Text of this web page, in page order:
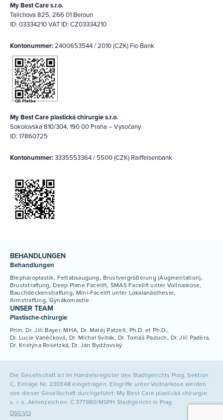
My Best Care s.r.o.
Talichova 825, 266 01 Beroun
ID: 03334210 VAT ID: CZ03334210
Kontonummer:2400653544 / 2010 (CZK) Fio Bank
My Best Care plastická chirurgie s.r.o.
Sokolovska 810/304, 190 00 Praha – Vysočany
ID: 17860725
Kontonummer:3335553364 / 5500 (CZK) Raiffeisenbank
BEHANDLUNGEN
Behandlungen
Blepharoplastik Fettabsaugung Brustvergrößerung (Augmentation)
Bruststraffung Deep Plane Facelift SMAS Facelift unter Vollnarkose
Bauchdeckenstraffung Mini-Facelift unter Lokalanästhesie
Armstraffung Gynäkomastie
UNSER TEAM
Plastische-chirurgie
Prim. Dr. Jiří Bayer, MHA Dr. Matěj Patzelt, Ph.D. et Ph.D.
Dr. Lucie Vaněčková Dr. Michal Sviták Dr. Tomáš Paduch Dr. Jiří Paděra
Dr. Kristýna Rošetzká Dr. Jan Bydžovský
Die Gesellschaft ist im Handelsregister des Stadtgerichts Prag, Sektion
C, Einlage Nr. 230348 eingetragen. Eingriffe unter Vollnarkose werden
von dieser Gesellschaft durchgeführt: My Best Care plastická chirurgie
s. r. o. Aktenzeichen: C 377980/MSPH Stadtgericht in Prag.
DSGVO